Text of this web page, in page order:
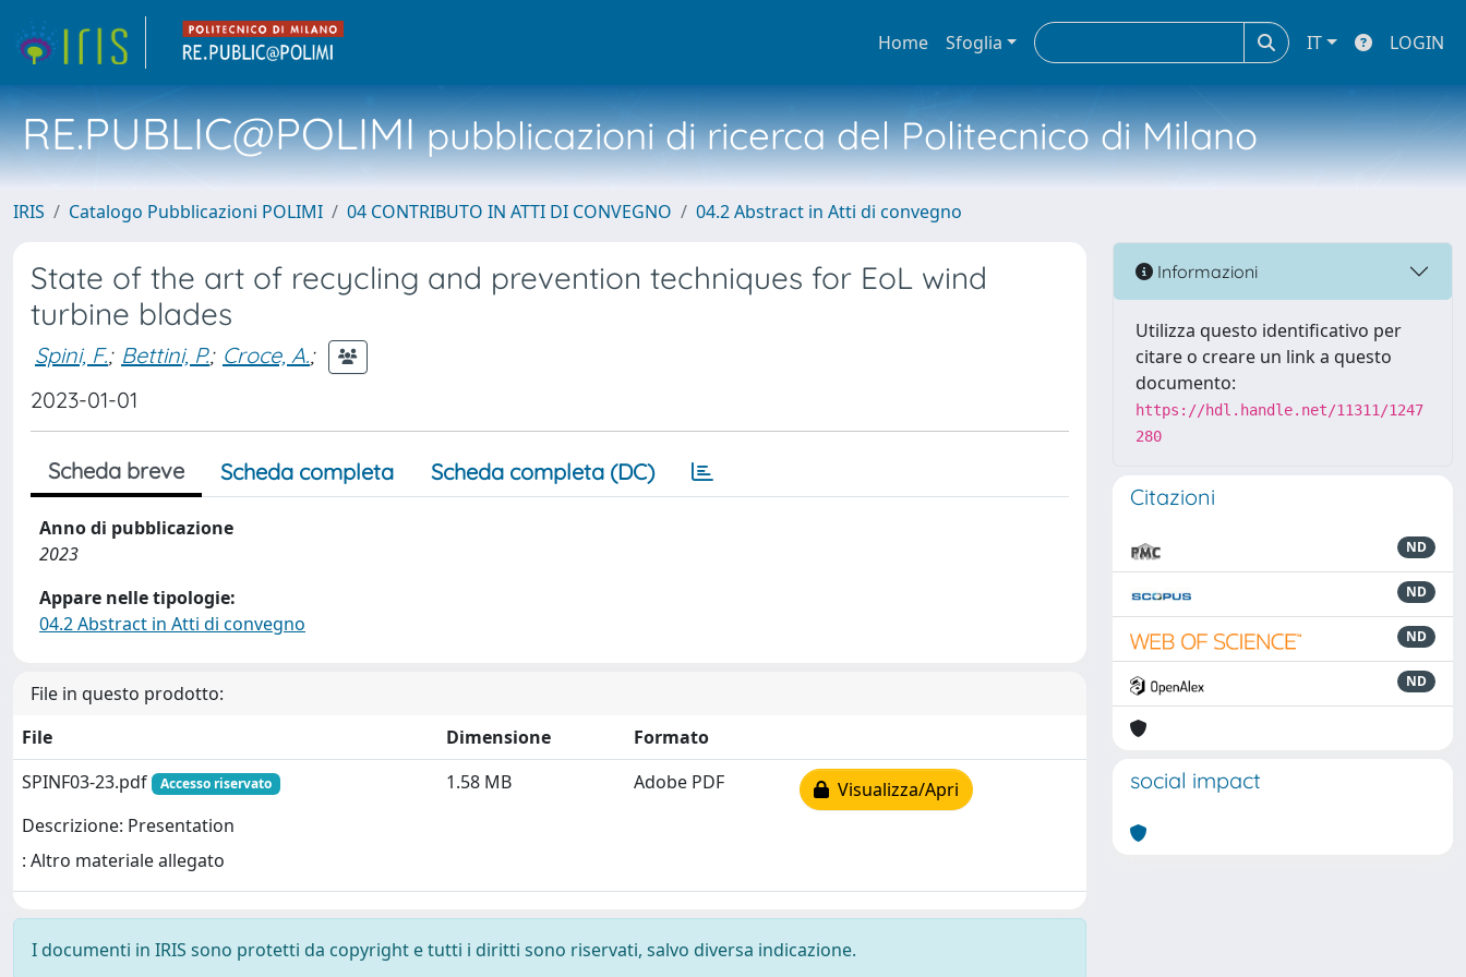
Home Sfoglia IT LOGIN
RE.PUBLIC@POLIMIpubblicazioni di ricerca del Politecnico di Milano
IRIS Catalogo Pubblicazioni POLIMI 04 CONTRIBUTO IN ATTI DI CONVEGNO 04.2 Abstract in Atti di convegno
State of the art of recycling and prevention techniques for EoL wind
turbine blades
Spini, F.; Bettini, P.; Croce, A.;
2023-01-01
Scheda breve Scheda completa Scheda completa (DC)
Anno di pubblicazione
2023
Appare nelle tipologie:
04.2 Abstract in Atti di convegno
File in questo prodotto:
File
Dimensione
Formato
SPINF03-23.pdf
Accesso riservato
Descrizione: Presentation
: Altro materiale allegato
1.58 MB Adobe PDF Visualizza/Apri
I documenti in IRIS sono protetti da copyright e tutti i diritti sono riservati, salvo diversa indicazione.
Informazioni
Utilizza questo identificativo per
citare o creare un link a questo
documento:
https://hdl.handle.net/11311/1247
280
Citazioni
ND
ND
ND
ND
social impact